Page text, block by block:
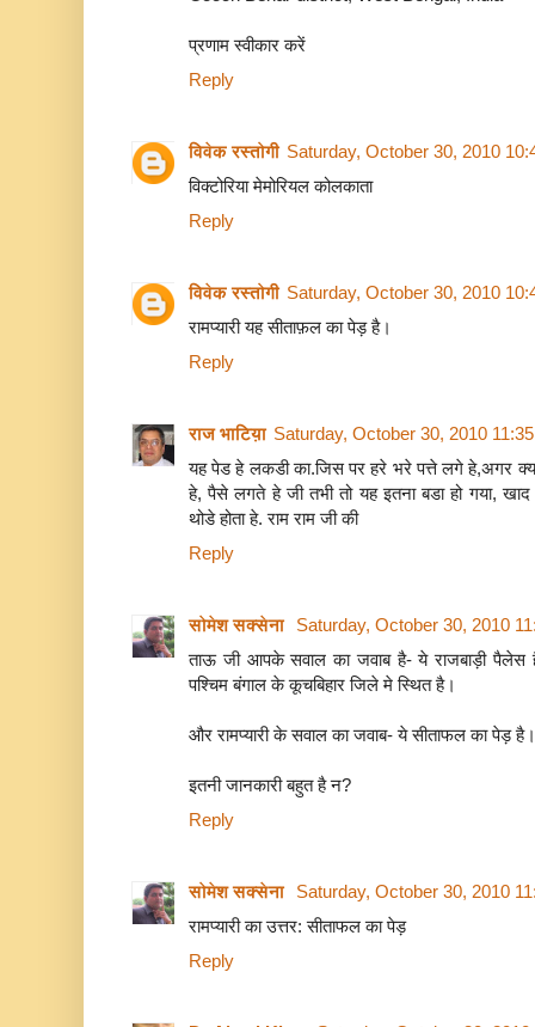
प्रणाम स्वीकार करें
Reply
विवेक रस्तोगी Saturday, October 30, 2010
विक्टोरिया मेमोरियल कोलकाता
Reply
विवेक रस्तोगी Saturday, October 30, 2010
रामप्यारी यह सीताफ़ल का पेड़ है।
Reply
राज भाटिय़ा Saturday, October 30, 2010
यह पेड हे लकडी का.जिस पर हरे भरे पत्ते लगे हे,अगर
हे, पैसे लगते हे जी तभी तो यह इतना बडा हो गया,
थोडे होता हे. राम राम जी की
Reply
सोमेश सक्सेना Saturday, October 30, 2010
ताऊ जी आपके सवाल का जवाब है- ये राजबाड़ी पैलेस
पश्चिम बंगाल के कूचबिहार जिले मे स्थित है।
और रामप्यारी के सवाल का जवाब- ये सीताफल का पेड़ है।
इतनी जानकारी बहुत है न?
Reply
सोमेश सक्सेना Saturday, October 30, 2010
रामप्यारी का उत्तर: सीताफल का पेड़
Reply